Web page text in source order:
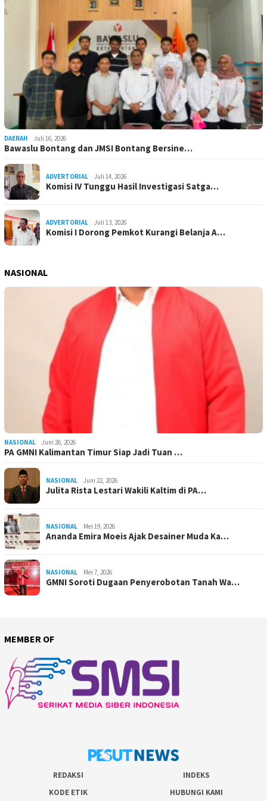
DAERAH Juli 16, 2026
Bawaslu Bontang dan JMSI Bontang Bersine…
ADVERTORIAL Juli 14, 2026
Komisi IV Tunggu Hasil Investigasi Satga…
ADVERTORIAL Juli 13, 2026
Komisi I Dorong Pemkot Kurangi Belanja A…
NASIONAL
NASIONAL Juni 26, 2026
PA GMNI Kalimantan Timur Siap Jadi Tuan …
NASIONAL Juni 22, 2026
Julita Rista Lestari Wakili Kaltim di PA…
NASIONAL Mei 19, 2026
Ananda Emira Moeis Ajak Desainer Muda Ka…
NASIONAL Mei 7, 2026
GMNI Soroti Dugaan Penyerobotan Tanah Wa…
MEMBER OF
REDAKSI
INDEKS
KODE ETIK
HUBUNGI KAMI